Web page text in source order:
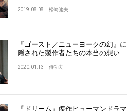
2019.08.08 松崎健夫
『ゴースト／ニューヨークの幻』に
隠された製作者たちの本当の想い
2020.01.13 侍功夫
『ドリーム』傑作ヒューマンドラマ